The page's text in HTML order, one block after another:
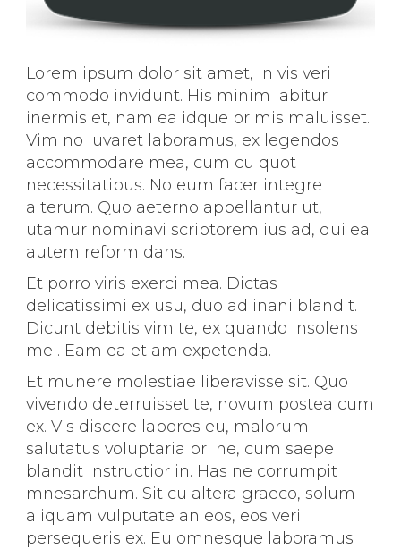
Lorem ipsum dolor sit amet, in vis veri
commodo invidunt. His minim labitur
inermis et, nam ea idque primis maluisset.
Vim no iuvaret laboramus, ex legendos
accommodare mea, cum cu quot
necessitatibus. No eum facer integre
alterum. Quo aeterno appellantur ut,
utamur nominavi scriptorem ius ad, qui ea
autem reformidans.
Et porro viris exerci mea. Dictas
delicatissimi ex usu, duo ad inani blandit.
Dicunt debitis vim te, ex quando insolens
mel. Eam ea etiam expetenda.
Et munere molestiae liberavisse sit. Quo
vivendo deterruisset te, novum postea cum
ex. Vis discere labores eu, malorum
salutatus voluptaria pri ne, cum saepe
blandit instructior in. Has ne corrumpit
mnesarchum. Sit cu altera graeco, solum
aliquam vulputate an eos, eos veri
persequeris ex. Eu omnesque laboramus